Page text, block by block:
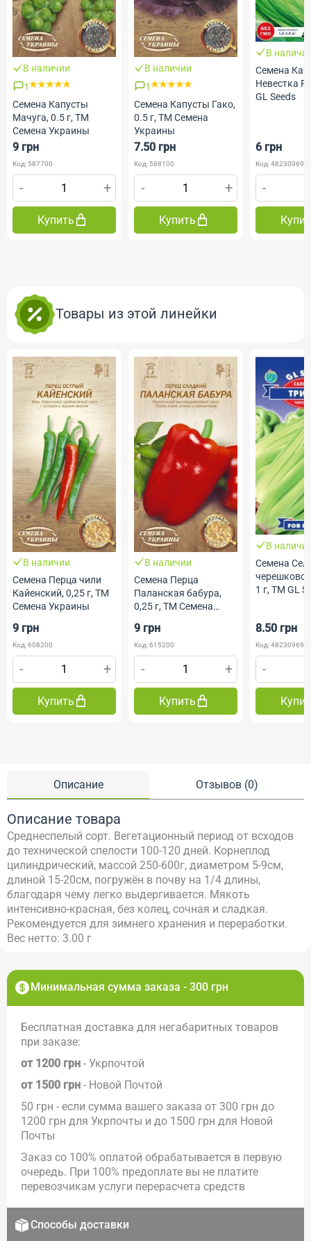
Минимальная сумма заказа - 300 грн
Бесплатная доставка для негабаритных товаров
при заказе:
от 1200 грн - Укрпочтой
от 1500 грн - Новой Почтой
50 грн - если сумма вашего заказа от 300 грн до
1200 грн для Укрпочты и до 1500 грн для Новой
Почты
Заказ со 100% оплатой обрабатывается в первую
очередь. При 100% предоплате вы не платите
перевозчикам услуги перерасчета средств
Способы доставки
Описание Отзывов (0)
Описание товара
Среднеспелый сорт. Вегетационный период от всходов
до технической спелости 100-120 дней. Корнеплод
цилиндрический, массой 250-600г, диаметром 5-9см,
длиной 15-20см, погружён в почву на 1/4 длины,
благодаря чему легко выдергивается. Мякоть
интенсивно-красная, без колец, сочная и сладкая.
Рекомендуется для зимнего хранения и переработки.
Вес нетто: 3.00 г
В наличии
1
Семена Капусты
Мачуга, 0.5 г, ТМ
Семена Украины
9 грн
Код: 587700
- +
Купить
В наличии
1
Семена Капусты Гако,
0.5 г, ТМ Семена
Украины
7.50 грн
Код: 588100
- +
Купить
В
Семена
Невестка
GL Seeds
6 грн
Код:
-
Товары из этой линейки
В наличии
Семена Перца чили
Кайенский, 0,25 г, ТМ
Семена Украины
9 грн
Код: 608200
- +
Купить
В наличии
Семена Перца
Паланская бабура,
0,25 г, ТМ Семена
9 грн
Код: 615200
- +
Купить
В
Семена
1 г, ТМ GL
8.50 грн
Код:
-